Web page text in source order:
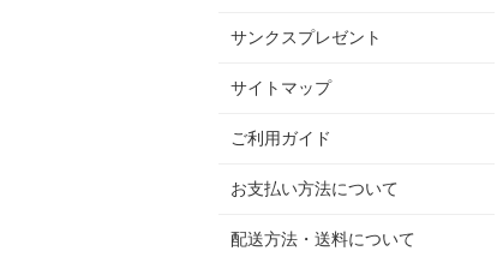
サンクスプレゼント
サイトマップ
ご利用ガイド
お支払い方法について
配送方法・送料について